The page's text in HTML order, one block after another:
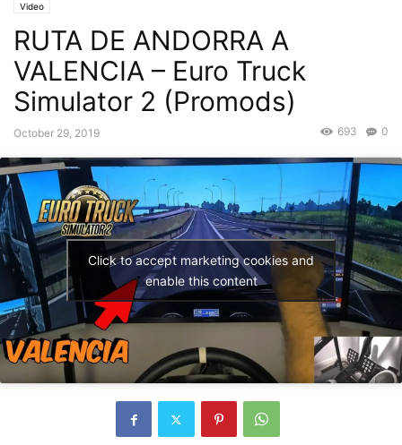
Video
RUTA DE ANDORRA A
VALENCIA – Euro Truck
Simulator 2 (Promods)
October 29, 2019 0
693
Click to accept marketing cookies and
enable this content